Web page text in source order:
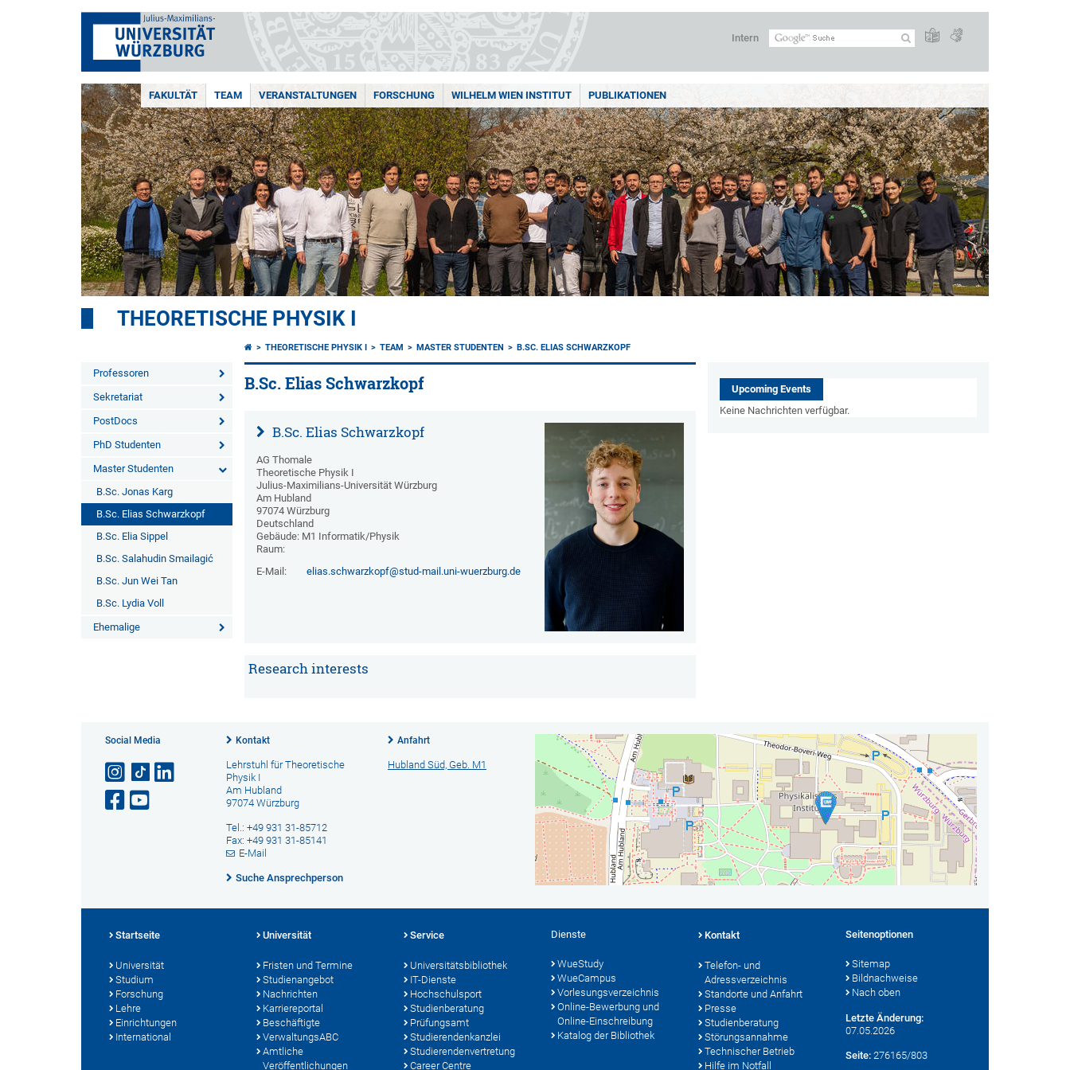
Intern
FAKULTÄT TEAM VERANSTALTUNGEN FORSCHUNG WILHELM WIEN INSTITUT PUBLIKATIONEN
THEORETISCHE PHYSIK I
Professoren
Sekretariat
PostDocs
PhD Studenten
Master Studenten
B.Sc. Jonas Karg
B.Sc. Elias Schwarzkopf
B.Sc. Elia Sippel
B.Sc. Salahudin Smailagić
B.Sc. Jun Wei Tan
B.Sc. Lydia Voll
Ehemalige
THEORETISCHE PHYSIK I TEAM MASTER STUDENTEN B.SC. ELIAS SCHWARZKOPF
B.Sc. Elias Schwarzkopf
B.Sc. Elias Schwarzkopf
AG Thomale
Theoretische Physik I
Julius-Maximilians-Universität Würzburg
Am Hubland
97074 Würzburg
Deutschland
Gebäude: M1 Informatik/Physik
Raum:
E-Mail:
elias.schwarzkopf@stud-mail.uni-wuerzburg.de
Research interests
Upcoming Events
Keine Nachrichten verfügbar.
Social Media Kontakt
Lehrstuhl für Theoretische
Physik I
Am Hubland
97074 Würzburg
Tel.: +49 931 31-85712
Fax: +49 931 31-85141
E-Mail
Suche Ansprechperson
Anfahrt
Hubland Süd, Geb. M1
Startseite
Universität
Studium
Forschung
Lehre
Einrichtungen
International
Universität
Fristen und Termine
Studienangebot
Nachrichten
Karriereportal
Beschäftigte
VerwaltungsABC
Amtliche
Veröffentlichungen
Service
Universitätsbibliothek
IT-Dienste
Hochschulsport
Studienberatung
Prüfungsamt
Studierendenkanzlei
Studierendenvertretung
Career Centre
Dienste
WueStudy
WueCampus
Vorlesungsverzeichnis
Online-Bewerbung und
Online-Einschreibung
Katalog der Bibliothek
Kontakt
Telefon- und
Adressverzeichnis
Standorte und Anfahrt
Presse
Studienberatung
Störungsannahme
Technischer Betrieb
Hilfe im Notfall
Seitenoptionen
Sitemap
Bildnachweise
Nach oben
Letzte Änderung:
07.05.2026
Seite: 276165/803